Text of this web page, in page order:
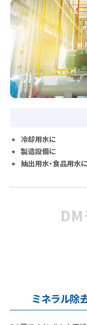
冷却用水に
製造設備に
抽出用水・食品用水に
ミネラル除